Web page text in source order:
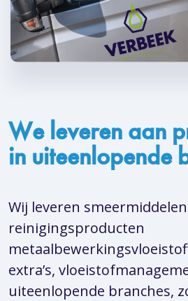
We leveren aan
in uiteenlopende
Wij leveren
reinigingsproducten
extra’s,
uiteenlopende branches,